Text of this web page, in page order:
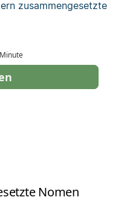
zusammengesetzte